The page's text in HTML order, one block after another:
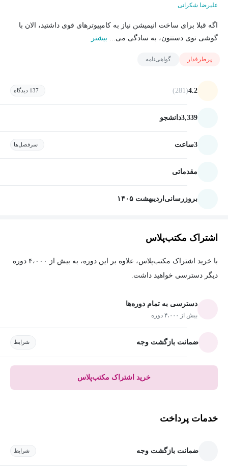
علیرضا شکرانی
اگه قبلا برای ساخت انیمیشن نیاز به کامپیوترهای قوی داشتید، الان با
گوشی توی دستتون، به سادگی می... بیشتر
پرطرفدار گواهی‌نامه
4.2
(281) 137 دیدگاه
3,339دانشجو
3ساعت سرفصل‌ها
مقدماتی
بروزرسانی اردیبهشت ۱۴۰۵
اشتراک مکتب‌پلاس
با خرید اشتراک مکتب‌پلاس، علاوه بر این دوره، به بیش از ۴،۰۰۰ دوره
دیگر دسترسی خواهید داشت.
دسترسی به تمام دوره‌ها
بیش از ۴،۰۰۰ دوره
ضمانت بازگشت وجه شرایط
خرید اشتراک مکتب‌پلاس
خدمات پرداخت
ضمانت بازگشت وجه شرایط